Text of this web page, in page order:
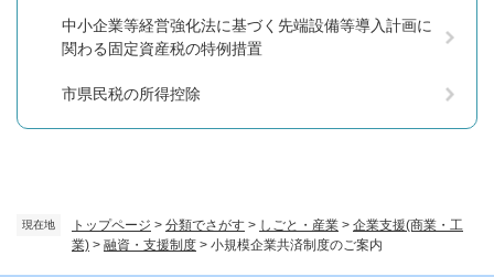
現在地 トップページ > 分類でさがす > しごと・産業 > 企業支援(商業・工
業) > 融資・支援制度 > 小規模企業共済制度のご案内
中小企業等経営強化法に基づく先端設備等導入計画に
関わる固定資産税の特例措置
市県民税の所得控除